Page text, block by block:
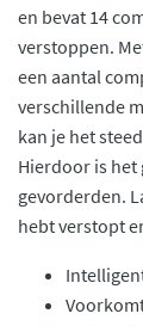
en bevat 14
verstoppen.
een aantal
verschillende
kan je het
Hierdoor is het
gevorderden.
hebt verstopt